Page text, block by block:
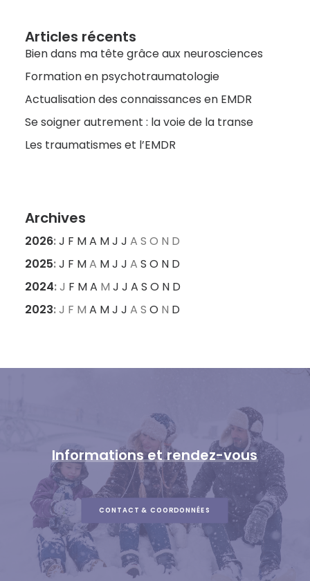
Articles récents
Bien dans ma tête grâce aux neurosciences
Formation en psychotraumatologie
Actualisation des connaissances en EMDR
Se soigner autrement : la voie de la transe
Les traumatismes et l’EMDR
Archives
2026:J F MA MJ J A S O N D
2025:J F MA MJ J A S O N D
2024:J F MA M J J A S O N D
2023:J F M A MJ J A S O N D
Informationsetrendez-vous
CONTACT & COORDONNÉES